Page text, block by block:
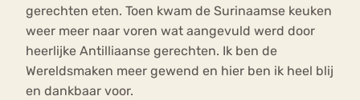
gerechten eten. Toen kwam de Surinaamse keuken
weer meer naar voren wat aangevuld werd door
heerlijke Antilliaanse gerechten. Ik ben de
Wereldsmaken meer gewend en hier ben ik heel blij
en dankbaar voor.